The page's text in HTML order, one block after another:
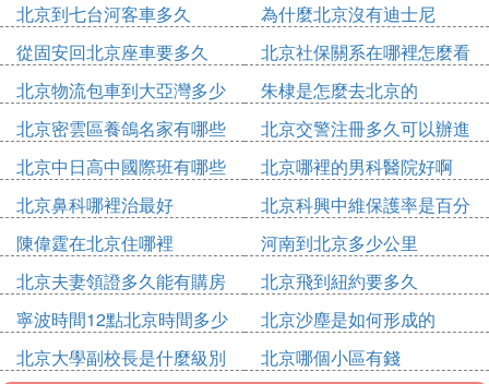
北京到七台河客車多久
為什麼北京沒有迪士尼
從固安回北京座車要多久
北京社保關系在哪裡怎麼看
北京物流包車到大亞灣多少
錢
朱棣是怎麼去北京的
北京密雲區養鴿名家有哪些
人
北京交警注冊多久可以辦進
京證
北京中日高中國際班有哪些
北京哪裡的男科醫院好啊
北京鼻科哪裡治最好
北京科興中維保護率是百分
之多少
陳偉霆在北京住哪裡
河南到北京多少公里
北京夫妻領證多久能有購房
資格
北京飛到紐約要多久
寧波時間12點北京時間多少
點
北京沙塵是如何形成的
北京大學副校長是什麼級別
北京哪個小區有錢